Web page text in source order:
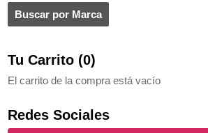
Tu Carrito (0)
El carrito de la compra está vacío
Redes Sociales